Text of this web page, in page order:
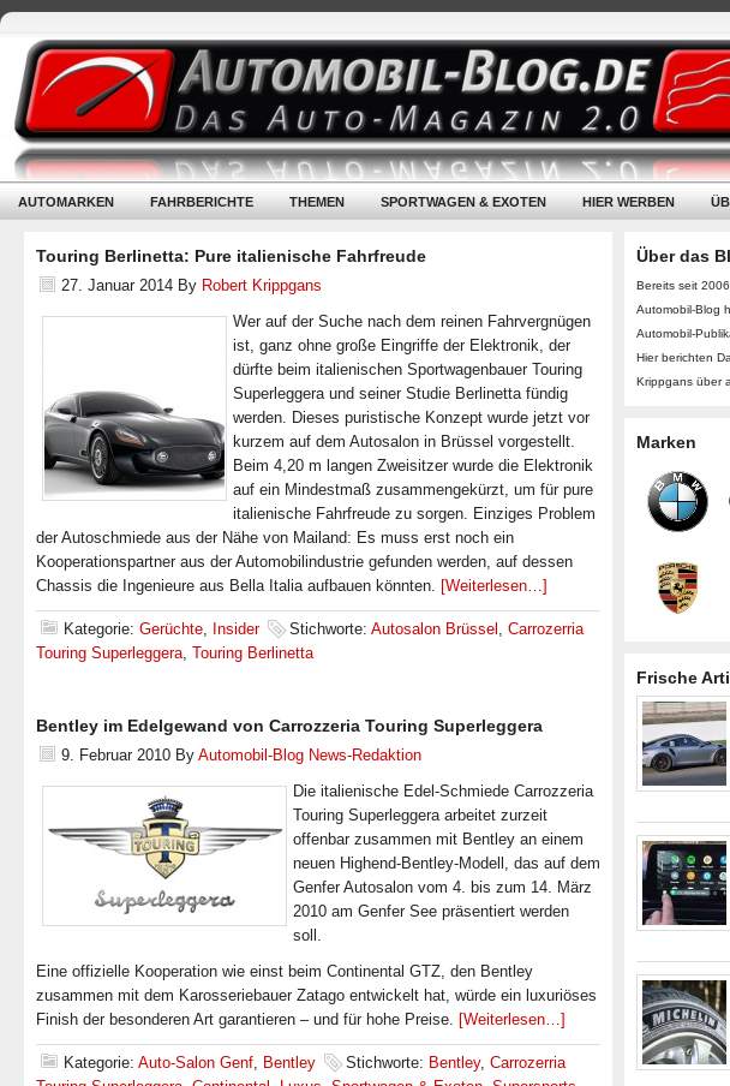
AUTOMARKEN FAHRBERICHTE THEMEN SPORTWAGEN & EXOTEN HIER WERBEN
Touring Berlinetta: Pure italienische Fahrfreude
27. Januar 2014 By Robert Krippgans
Wer auf der Suche nach dem reinen Fahrvergnügen
ist, ganz ohne große Eingriffe der Elektronik, der
dürfte beim italienischen Sportwagenbauer Touring
Superleggera und seiner Studie Berlinetta fündig
werden. Dieses puristische Konzept wurde jetzt vor
kurzem auf dem Autosalon in Brüssel vorgestellt.
Beim 4,20 m langen Zweisitzer wurde die Elektronik
auf ein Mindestmaß zusammengekürzt, um für pure
italienische Fahrfreude zu sorgen. Einziges Problem
der Autoschmiede aus der Nähe von Mailand: Es muss erst noch ein
Kooperationspartner aus der Automobilindustrie gefunden werden, auf dessen
Chassis die Ingenieure aus Bella Italia aufbauen könnten. [Weiterlesen…]
Kategorie: Gerüchte, Insider Stichworte: Autosalon Brüssel , Carrozerria
Touring Superleggera, Touring Berlinetta
Bentley im Edelgewand von Carrozzeria Touring Superleggera
9. Februar 2010 By Automobil-Blog News-Redaktion
Die italienische Edel-Schmiede Carrozzeria
Touring Superleggera arbeitet zurzeit
offenbar zusammen mit Bentley an einem
neuen Highend-Bentley-Modell, das auf dem
Genfer Autosalon vom 4. bis zum 14. März
2010 am Genfer See präsentiert werden
soll.
Eine offizielle Kooperation wie einst beim Continental GTZ, den Bentley
zusammen mit dem Karosseriebauer Zatago entwickelt hat, würde ein luxuriöses
Finish der besonderen Art garantieren – und für hohe Preise. [Weiterlesen…]
Kategorie: Auto-Salon Genf, Bentley Stichworte: Bentley, Carrozerria
Über das
Bereits seit
Automobil-Blog
Automobil-
Hier berichten
Krippgans über
Marken
Frische